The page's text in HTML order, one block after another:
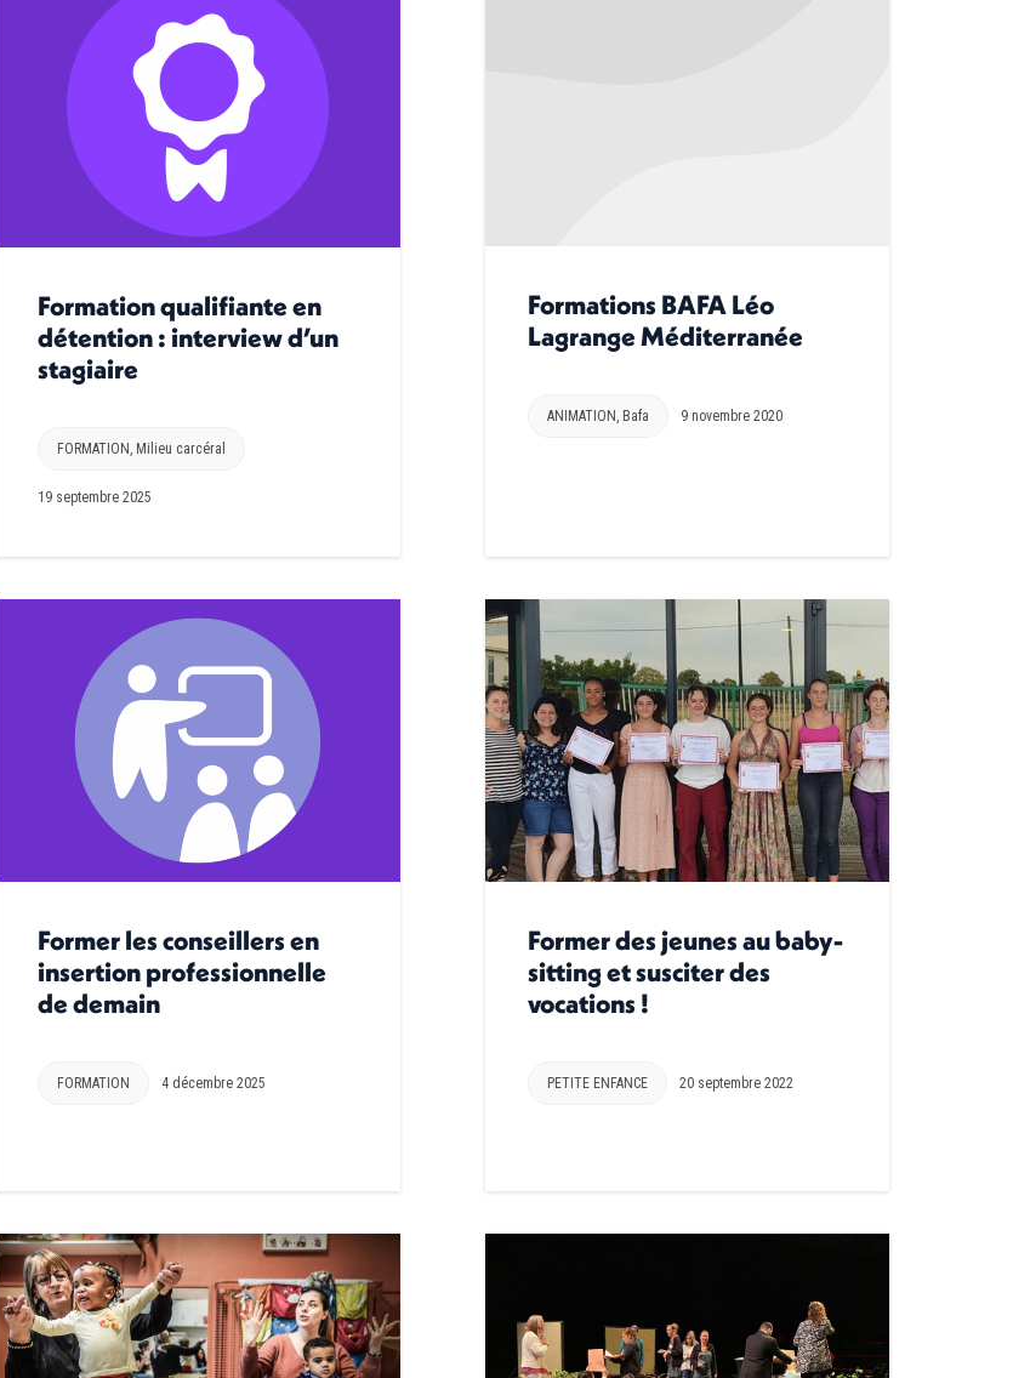
Formation qualifiante en
détention : interview d’un
stagiaire
FORMATION Milieu carcéral
19 septembre 2025
Formations BAFA Léo
Lagrange Méditerranée
ANIMATION , Bafa 9 novembre 2020
Former les conseillers en
insertion professionnelle
de demain
FORMATION 4 décembre 2025
Former des jeunes au baby-
sitting et susciter des
vocations !
PETITE ENFANCE 20 septembre 2022